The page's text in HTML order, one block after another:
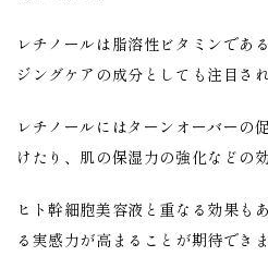
レチノールは脂溶性ビタミンであ
ジングケアの成分としても注目さ
レチノールにはターンオーバーの
けたり、肌の保湿力の強化などの
ヒト幹細胞美容液と重なる効果も
る実感力が高まることが期待できま